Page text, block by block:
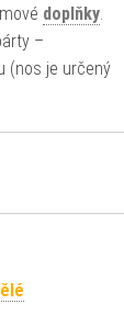
doplňky.
–
(nos je určený